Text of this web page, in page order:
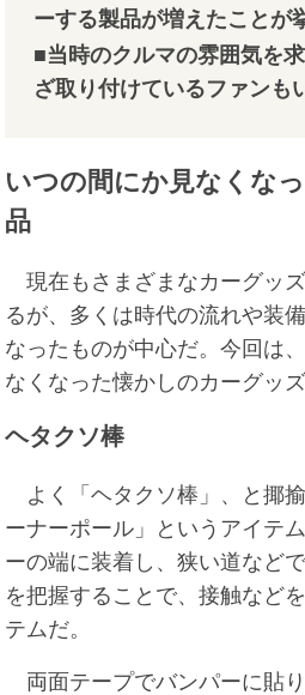
ーする製品が増えたことが
■当時のクルマの雰囲気を
ざ取り付けているファンも
いつの間にか見なくな
品
現在もさまざまなカーグッ
るが、多くは時代の流れや装
なったものが中心だ。今回は
なくなった懐かしのカーグッ
ヘタクソ棒
よく「ヘタクソ棒」、と揶
ーナーポール」というアイテ
ーの端に装着し、狭い道など
を把握することで、接触など
テムだ。
両面テープでバンパーに貼